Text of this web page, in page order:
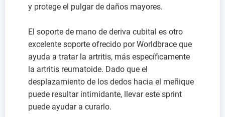
y protege el pulgar de daños mayores.
El soporte de mano de deriva cubital es otro
excelente soporte ofrecido por Worldbrace que
ayuda a tratar la artritis, más específicamente
la artritis reumatoide. Dado que el
desplazamiento de los dedos hacia el meñique
puede resultar intimidante, llevar este sprint
puede ayudar a curarlo.